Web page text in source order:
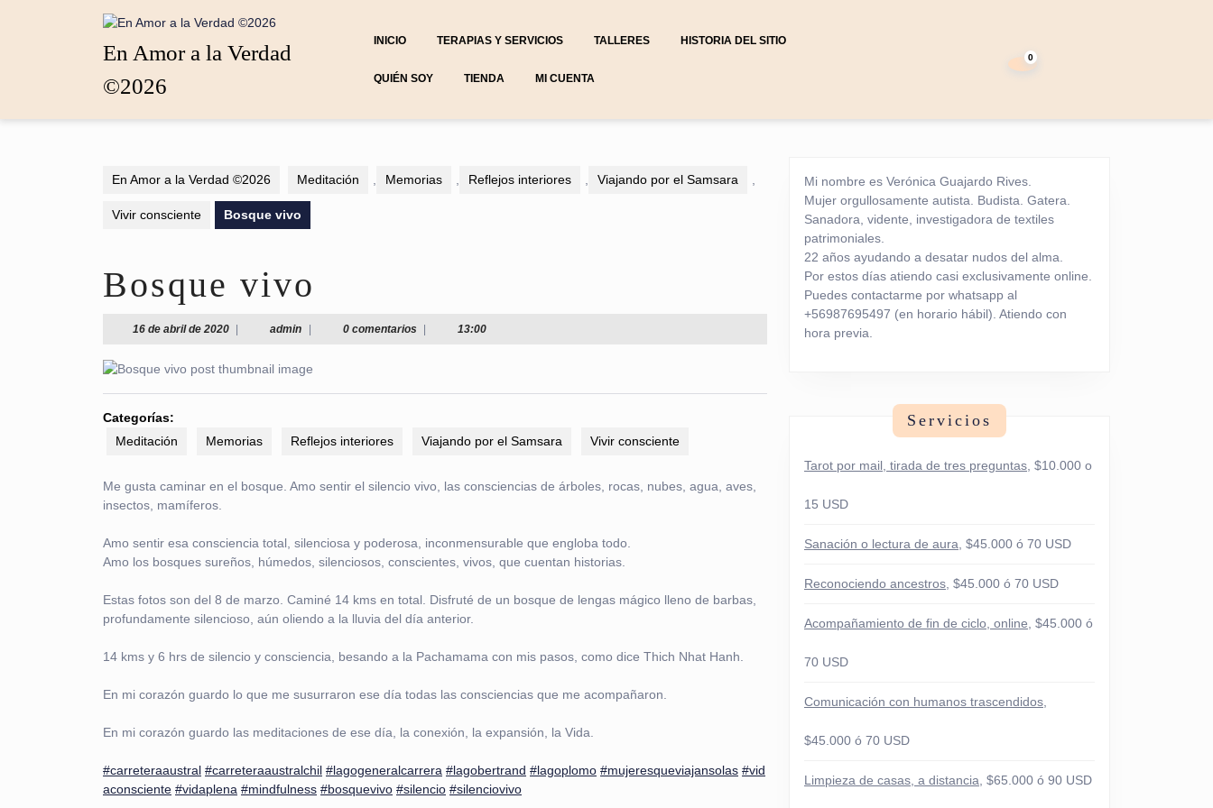
En Amor a la Verdad
©2026
INICIO TERAPIAS Y SERVICIOS TALLERES HISTORIA DEL SITIO
QUIÉN SOY TIENDA MI CUENTA
de
0
En Amor a la Verdad ©2026 Meditación Memorias Reflejos interiores Viajando por el Samsara
Vivir consciente Bosque vivo
Bosque vivo
16 de abril de 202016
de
2020
adminadmin 0 comentarios 13:00
Categorías:
Meditación
Memorias Reflejos interiores Viajando por el Samsara Vivir consciente
Me gusta caminar en el bosque. Amo sentir el silencio vivo, las consciencias de árboles, rocas, nubes, agua, aves,
insectos, mamíferos.
Amo sentir esa consciencia total, silenciosa y poderosa, inconmensurable que engloba todo.
Amo los bosques sureños, húmedos, silenciosos, conscientes, vivos, que cuentan historias.
Estas fotos son del 8 de marzo. Caminé 14 kms en total. Disfruté de un bosque de lengas mágico lleno de barbas,
profundamente silencioso, aún oliendo a la lluvia del día anterior.
14 kms y 6 hrs de silencio y consciencia, besando a la Pachamama con mis pasos, como dice Thich Nhat Hanh.
En mi corazón guardo lo que me susurraron ese día todas las consciencias que me acompañaron.
En mi corazón guardo las meditaciones de ese día, la conexión, la expansión, la Vida.
#carreteraaustral #carreteraaustralchil #lagogeneralcarrera #lagobertrand #lagoplomo #mujeresqueviajansolas #vid
aconsciente #vidaplena #mindfulness #bosquevivo #silencio #silenciovivo
Mi nombre es Verónica Guajardo Rives.
Mujer orgullosamente autista. Budista. Gatera.
Sanadora, vidente, investigadora de textiles
patrimoniales.
22 años ayudando a desatar nudos del alma.
Por estos días atiendo casi exclusivamente online.
Puedes contactarme por whatsapp al
+56987695497 (en horario hábil). Atiendo con
hora previa.
Servicios
Tarot por mail, tirada de tres preguntas , $10.000 o
15 USD
Sanación o lectura de aura , $45.000 ó 70 USD
Reconociendo ancestros , $45.000 ó 70 USD
Acompañamiento de fin de ciclo, online , $45.000 ó
70 USD
Comunicación con humanos trascendidos
$45.000 ó 70 USD
Limpieza de casas, a distancia , $65.000 ó 90 USD